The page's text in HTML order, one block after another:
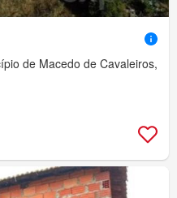
de Macedo de Cavaleiros,